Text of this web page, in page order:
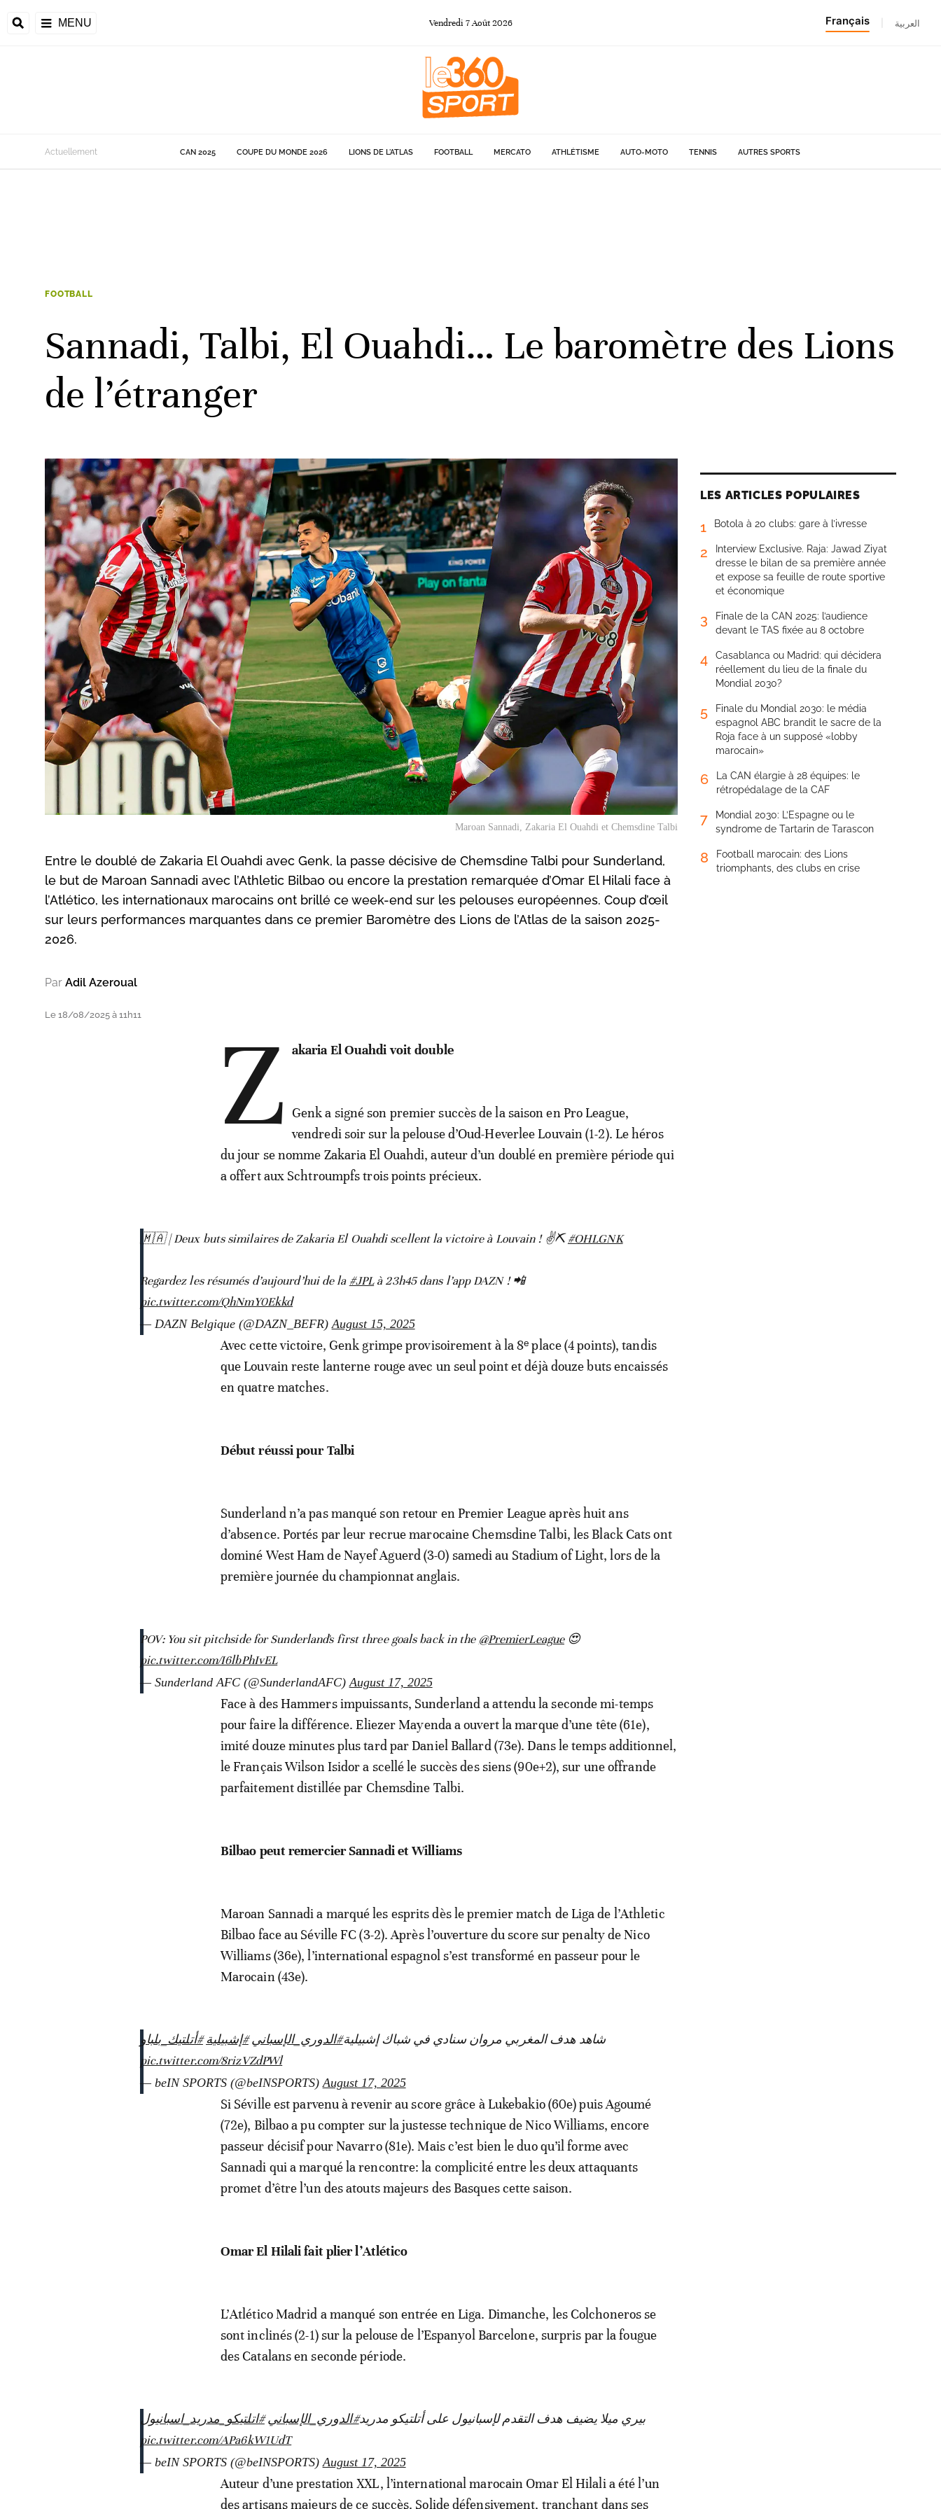
MENU Vendredi 7Août 2026 Français العربية
de la CAF
Actuellement CAN 2025 COUPE DU MONDE 2026 LIONS DE L'ATLAS FOOTBALL MERCATO ATHLÉTISME AUTO-MOTO TENNIS AUTRES SPORTS
FOOTBALL
Sannadi, Talbi, El Ouahdi… Le baromètre des Lions
de l’étranger
Maroan Sannadi, Zakaria El Ouahdi et Chemsdine Talbi
Entre le doublé de Zakaria El Ouahdi avec Genk, la passe décisive de Chemsdine Talbi pour Sunderland,
le but de Maroan Sannadi avec l’Athletic Bilbao ou encore la prestation remarquée d’Omar El Hilali face à
l’Atlético, les internationaux marocains ont brillé ce week-end sur les pelouses européennes. Coup d’œil
sur leurs performances marquantes dans ce premier Baromètre des Lions de l’Atlas de la saison 2025-
2026.
Par Adil Azeroual
Le 18/08/2025 à 11h11 Z akaria El Ouahdi voit double
Genk a signé son premier succès de la saison en Pro League,
vendredi soir sur la pelouse d’Oud-Heverlee Louvain (1-2). Le héros
du jour se nomme Zakaria El Ouahdi, auteur d’un doublé en première période qui
a offert aux Schtroumpfs trois points précieux.
🇲🇦 | Deux buts similaires de Zakaria El Ouahdi scellent la victoire à Louvain ! ✌⛏#OHLGNK
Regardez les résumés d’aujourd’hui de la #JPLà 23h45 dans l’app DAZN ! 📲
pic.twitter.com/QhNmY0Ekkd
— DAZN Belgique (@DAZN_BEFR) August 15, 2025
Avec cette victoire, Genk grimpe provisoirement à la 8ᵉ place (4 points), tandis
que Louvain reste lanterne rouge avec un seul point et déjà douze buts encaissés
en quatre matches.
Début réussi pour Talbi
Sunderland n’a pas manqué son retour en Premier League après huit ans
d’absence. Portés par leur recrue marocaine Chemsdine Talbi, les Black Cats ont
dominé West Ham de Nayef Aguerd (3-0) samedi au Stadium of Light, lors de la
première journée du championnat anglais.
POV: You sit pitchside for Sunderland's first three goals back in the @PremierLeague😍
pic.twitter.com/I6lbPhIvEL
— Sunderland AFC (@SunderlandAFC) August 17, 2025
Face à des Hammers impuissants, Sunderland a attendu la seconde mi-temps
pour faire la différence. Eliezer Mayenda a ouvert la marque d’une tête (61e),
imité douze minutes plus tard par Daniel Ballard (73e). Dans le temps additionnel,
le Français Wilson Isidor a scellé le succès des siens (90e+2), sur une offrande
parfaitement distillée par Chemsdine Talbi.
Bilbao peut remercier Sannadi et Williams
Maroan Sannadi a marqué les esprits dès le premier match de Liga de l’Athletic
Bilbao face au Séville FC (3-2). Après l’ouverture du score sur penalty de Nico
Williams (36e), l’international espagnol s’est transformé en passeur pour le
Marocain (43e).
شاهد هدف المغربي مروان سنادي في شباك إشبيلية#الدوري_الإسباني #إشبيلية #أتلتيك_بلباو
pic.twitter.com/8rizVZdPWl
— beIN SPORTS (@beINSPORTS) August 17, 2025
Si Séville est parvenu à revenir au score grâce à Lukebakio (60e) puis Agoumé
(72e), Bilbao a pu compter sur la justesse technique de Nico Williams, encore
passeur décisif pour Navarro (81e). Mais c’est bien le duo qu’il forme avec
Sannadi qui a marqué la rencontre: la complicité entre les deux attaquants
promet d’être l’un des atouts majeurs des Basques cette saison.
Omar El Hilali fait plier l’Atlético
L’Atlético Madrid a manqué son entrée en Liga. Dimanche, les Colchoneros se
sont inclinés (2-1) sur la pelouse de l’Espanyol Barcelone, surpris par la fougue
des Catalans en seconde période.
بيري ميلا يضيف هدف التقدم لإسبانيول على أتلتيكو مدريد#الدوري_الإسباني #اتلتيكو_مدريد_اسبانيول
pic.twitter.com/APa6kW1UdT
— beIN SPORTS (@beINSPORTS) August 17, 2025
Auteur d’une prestation XXL, l’international marocain Omar El Hilali a été l’un
des artisans majeurs de ce succès. Solide défensivement, tranchant dans ses
LES ARTICLES POPULAIRES
1 Botola à 20 clubs: gare à l’ivresse
2
Interview Exclusive. Raja: Jawad Ziyat
dresse le bilan de sa première année
et expose sa feuille de route sportive
et économique
3
Finale de la CAN 2025: l’audience
devant le TAS fixée au 8 octobre
4
Casablanca ou Madrid: qui décidera
réellement du lieu de la finale du
Mondial 2030?
5
Finale du Mondial 2030: le média
espagnol ABC brandit le sacre de la
Roja face à un supposé «lobby
marocain»
6
La CAN élargie à 28 équipes: le
rétropédalage de la CAF
7
Mondial 2030: L’Espagne ou le
syndrome de Tartarin de Tarascon
8
Football marocain: des Lions
triomphants, des clubs en crise